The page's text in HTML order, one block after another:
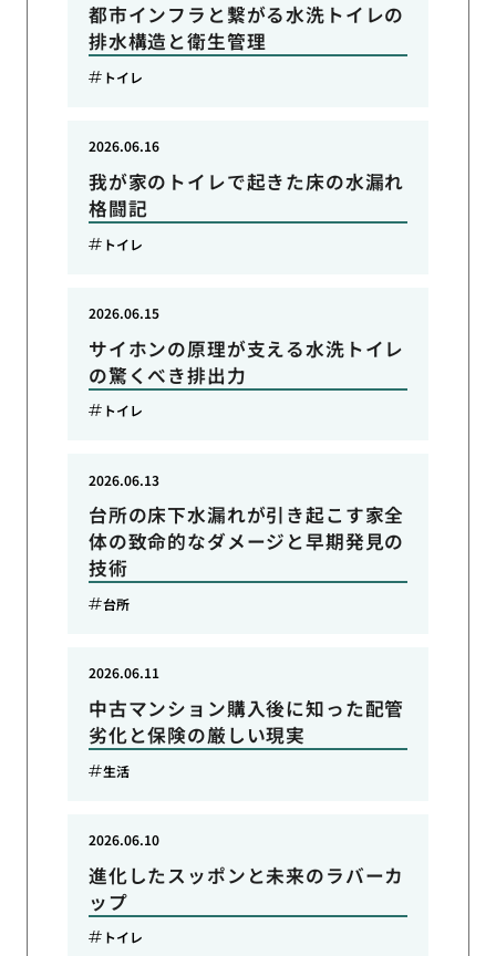
都市インフラと繋がる水洗トイレの
排水構造と衛生管理
トイレ
我が家のトイレで起きた床の水漏れ
格闘記
2026.06.16
トイレ
サイホンの原理が支える水洗トイレ
の驚くべき排出力
2026.06.15
トイレ
台所の床下水漏れが引き起こす家全
体の致命的なダメージと早期発見の
技術
2026.06.13
台所
中古マンション購入後に知った配管
劣化と保険の厳しい現実
2026.06.11
生活
進化したスッポンと未来のラバーカ
ップ
2026.06.10
トイレ